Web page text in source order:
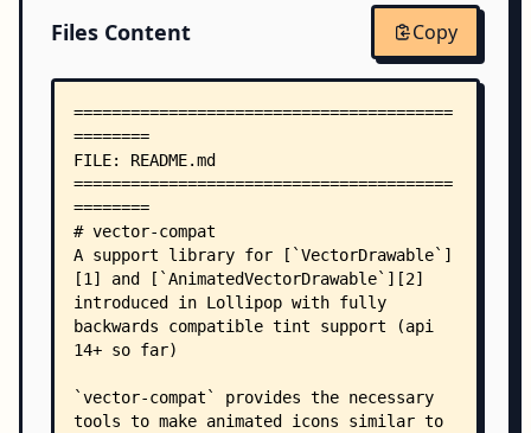
    │       │           └── wnafee/
    │       │               └── vector/
    │       │                   └── compat/
    │       │                       └── demo/
│       │                           └──
    │       └── main/
    │           ├── AndroidManifest.xml
    │           ├── java/
    │           │   └── com/
    │           │       └── wnafee/
    │           │           └── vector/
    │           │               └── compat/
    │           │                   └── demo/
│           │                       └──
    │               ├── color/
│               │   ├──
Files Content Copy